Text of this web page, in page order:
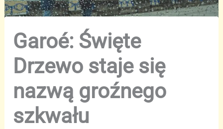
Garoé: Święte
Drzewo staje się
nazwą groźnego
szkwału